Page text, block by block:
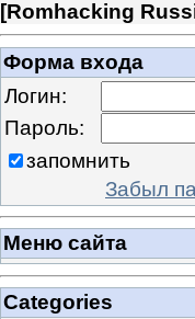
[Romhacking
Форма входа
Логин:
Пароль:
запомнить
Забыл
Меню сайта
Categories